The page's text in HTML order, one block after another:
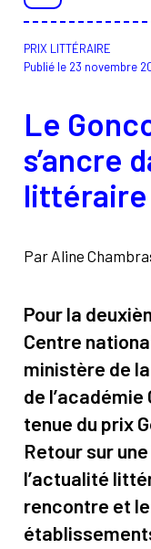
PRIX LITTÉRAIRE
Publié le 23 novembre
Le
s’ancre
littéraire
Par Aline
Pour la
Centre
ministère de
de
tenue du prix
Retour sur
l’actualité
rencontre et
À propos
Rechercher